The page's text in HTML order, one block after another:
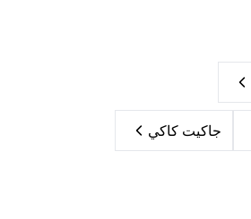
جاكيت كاكي